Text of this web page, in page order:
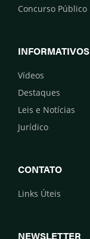
Concurso Público
INFORMATIVOS
Vídeos
Destaques
Leis e Notícias
Jurídico
CONTATO
Links Úteis
NEWSLETTER